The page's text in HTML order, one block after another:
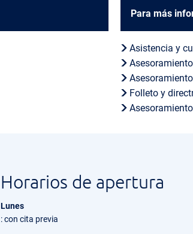
Para más
Asistencia y
Folleto y
Horarios de apertura
Lunes
: con cita previa